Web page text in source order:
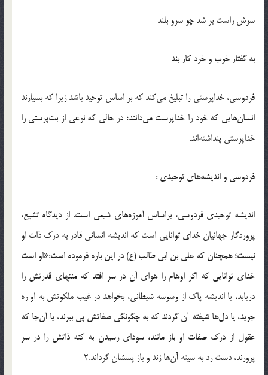
سرش راست بر شد چو سرو بلند
به گفتار خوب و خرد كار بند
فردوسي، خداپرستي را تبليغ مي‌كند كه بر اساس توحيد باشد زيرا كه بسيارند
انسان‌هايي كه خود را خداپرست مي‌دانند؛ در حالي كه نوعي از بت‌پرستي را
خداپرستي پنداشته‌اند.
فردوسي و انديشه‌هاي توحيدي :
انديشه توحيدي فردوسي، براساس آموزه‌هاي شيعي است. از ديدگاه تشيع،
پروردگار جهانيان خداي توانايي است كه انديشه انساني قادر به درك ذات او
نيست؛ همچنان كه علي بن ابي طالب (ع) در اين باره فرموده است:«او است
خداي توانايي كه اگر اوهام را هواي آن در سر افتد كه منتهاي قدرتش را
دريابد، يا انديشه پاك از وسوسه شيطاني، بخواهد در غيب ملكوتش به او ره
جويد، يا دل‌ها شيفته آن گردند كه به چگونگي صفاتش پي ببرند، يا آن‌جا كه
عقول از درك صفات او باز مانند، سوداي رسيدن به كنه ذاتش را در سر
پرورند، دست رد به سينه آن‌ها زند و باز پسشان گرداند.2